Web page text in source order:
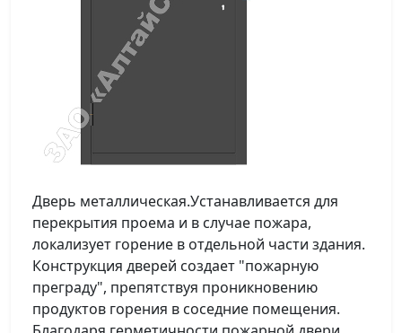
Дверь металлическая.Устанавливается для
перекрытия проема и в случае пожара,
локализует горение в отдельной части здания.
Конструкция дверей создает "пожарную
преграду", препятствуя проникновению
продуктов горения в соседние помещения.